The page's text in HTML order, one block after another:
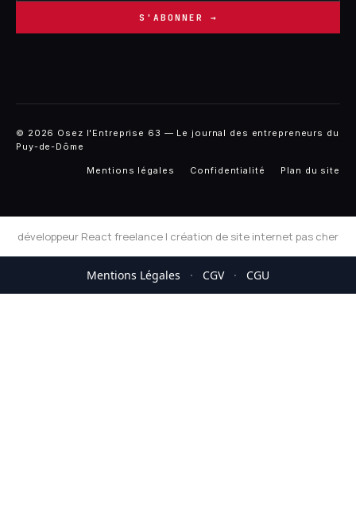
S'ABONNER →
© 2026 Osez l'Entreprise 63 — Le journal des entrepreneurs du
Puy-de-Dôme
Mentions légales Confidentialité Plan du site
développeur React freelance | création de site internet pas cher
Mentions Légales · CGV · CGU